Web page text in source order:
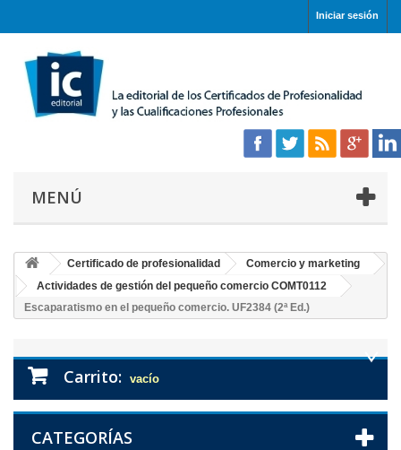
Iniciar sesión
MENÚ
Certificado de profesionalidad
Comercio y marketing
Actividades de gestión del pequeño comercio COMT0112
Escaparatismo en el pequeño comercio. UF2384 (2ª Ed.)
Carrito: vacío
CATEGORÍAS